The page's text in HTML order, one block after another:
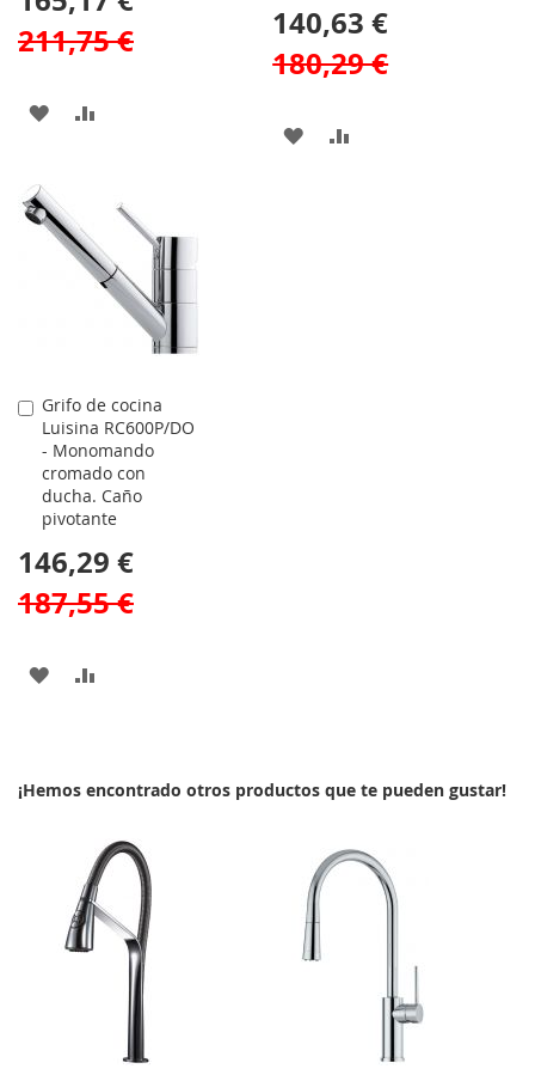
211,75 €
AÑADIR
LA
LISTA
140,63 €
180,29 €
AÑADIR
Grifo de cocina
Luisina RC600P/DO
- Monomando
cromado con
ducha. Caño
pivotante
146,29 €
187,55 €
Comprar
AÑADIR
LISTA
DESEOS
¡Hemos encontrado otros productos que te pueden gustar!